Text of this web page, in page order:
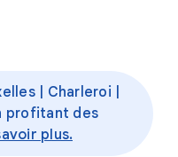
| Charleroi |
profitant des
plus.